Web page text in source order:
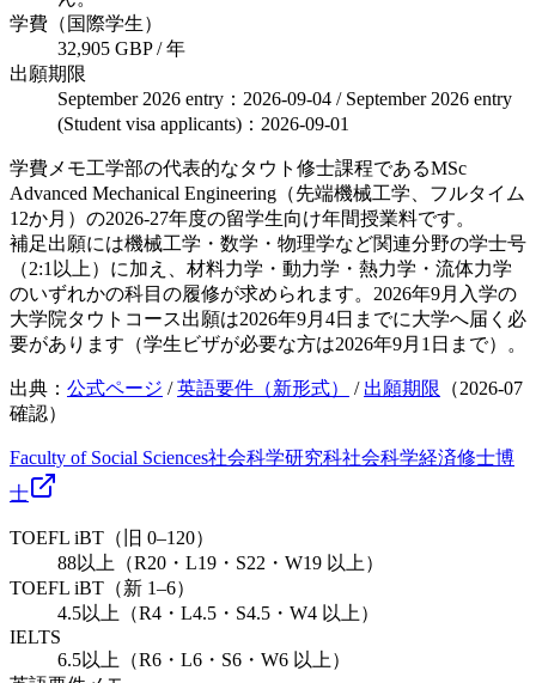
学費（国際学生）
32,905 GBP / 年
出願期限
September 2026 entry：2026-09-04 / September 2026 entry
(Student visa applicants)：2026-09-01
学費メモ工学部の代表的なタウト修士課程であるMSc
Advanced Mechanical Engineering（先端機械工学、フルタイム
12か月）の2026-27年度の留学生向け年間授業料です。
補足出願には機械工学・数学・物理学など関連分野の学士号
（2:1以上）に加え、材料力学・動力学・熱力学・流体力学
のいずれかの科目の履修が求められます。2026年9月入学の
大学院タウトコース出願は2026年9月4日までに大学へ届く必
要があります（学生ビザが必要な方は2026年9月1日まで）。
出典： 公式ページ /英語要件（新形式） / 出願期限 （2026-07
確認）
Faculty of Social Sciences社会科学研究科社会科学経済修士博
士
TOEFL iBT（旧 0–120）
88以上（R20・L19・S22・W19 以上）
TOEFL iBT（新 1–6）
4.5以上（R4・L4.5・S4.5・W4 以上）
IELTS
6.5以上（R6・L6・S6・W6 以上）